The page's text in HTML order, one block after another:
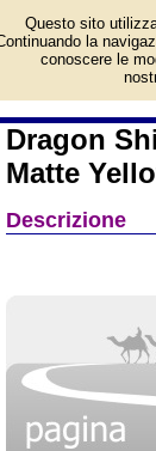
Sleeves) e prezzo di
Prodotto da Dragon
Dragon
Matte
Descrizione
Questo sito
la
conoscere le